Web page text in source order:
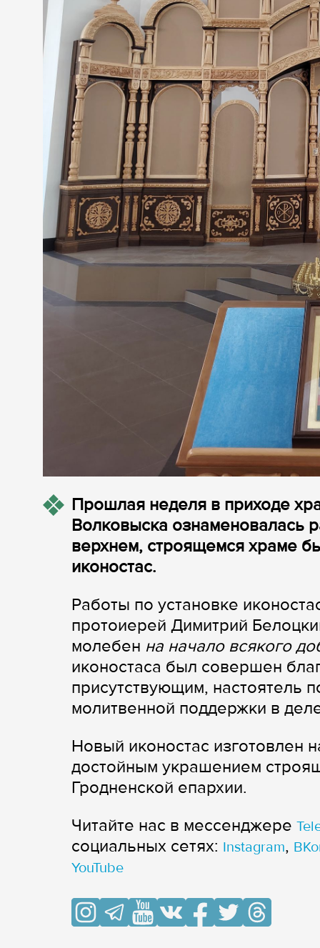
Прошлая неделя в приходе
Волковыска ознаменовалась
верхнем, строящемся храме
иконостас.
Работы по установке
протоиерей Димитрий
молебен на начало всякого
иконостаса был совершен
присутствующим, настоятель
молитвенной поддержки в
Новый иконостас изготовлен
достойным украшением
Гродненской епархии.
Читайте нас в мессенджере
cоциальных сетях: Instagram,
YouTube